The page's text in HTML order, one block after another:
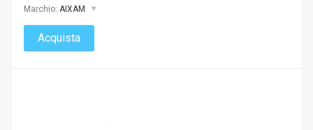
Marchio: AIXAM
Acquista